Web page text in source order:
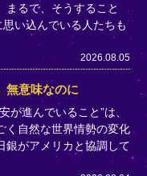
まるで、そうすること
い込んでいる人たちも
2026.08.05
無意味なのに
が進んでいること”は、
く自然な世界情勢の変化
銀がアメリカと協調して